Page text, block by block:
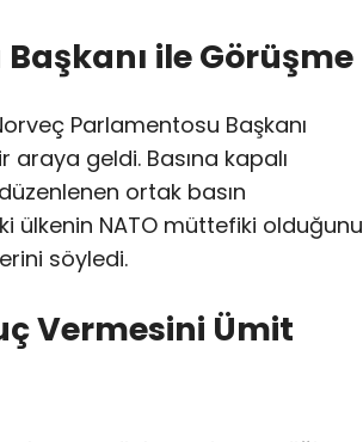
ile Görüşme
Parlamentosu Başkanı
araya geldi. Basına kapalı
ortak basın
ülkenin NATO müttefiki olduğunu
söyledi.
Vermesini Ümit